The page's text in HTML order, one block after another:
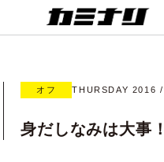
オフ THURSDAY 2016
身だしなみは大事！